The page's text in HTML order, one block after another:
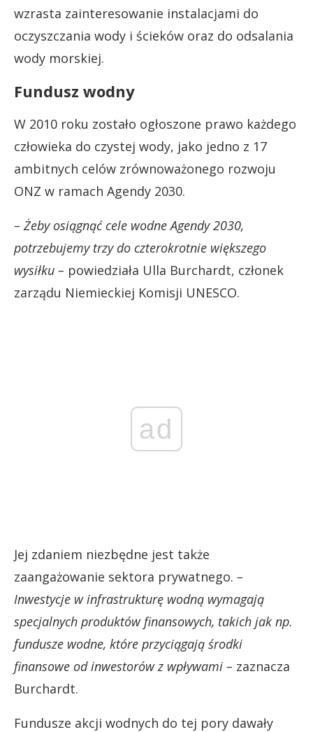
wzrasta zainteresowanie instalacjami do
oczyszczania wody i ścieków oraz do odsalania
wody morskiej.
Fundusz wodny
W 2010 roku zostało ogłoszone prawo każdego
człowieka do czystej wody, jako jedno z 17
ambitnych celów zrównoważonego rozwoju
ONZ w ramach Agendy 2030.
– Żeby osiągnąć cele wodne Agendy 2030,
potrzebujemy trzy do czterokrotnie większego
wysiłku – powiedziała Ulla Burchardt, członek
zarządu Niemieckiej Komisji UNESCO.
ad
Jej zdaniem niezbędne jest także
zaangażowanie sektora prywatnego. –
Inwestycje w infrastrukturę wodną wymagają
specjalnych produktów finansowych, takich jak np.
fundusze wodne, które przyciągają środki
finansowe od inwestorów z wpływami – zaznacza
Burchardt.
Fundusze akcji wodnych do tej pory dawały